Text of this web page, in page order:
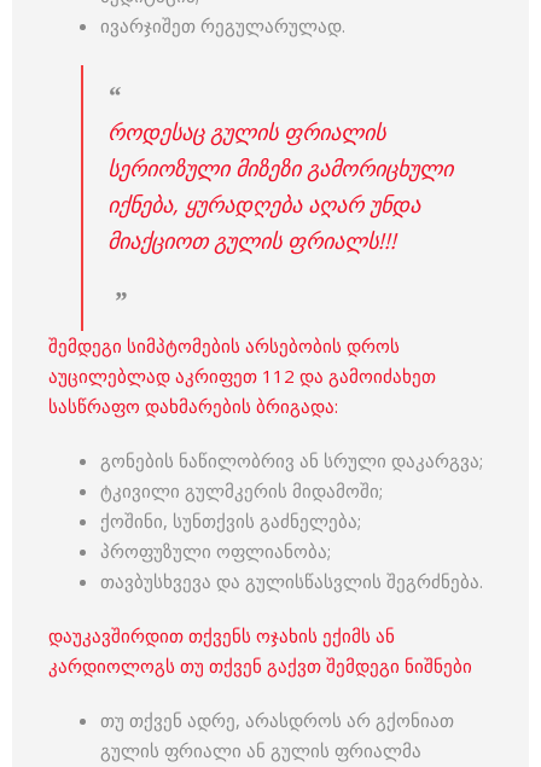
ივარჯიშეთ რეგულარულად.
როდესაც გულის ფრიალის
სერიოზული მიზეზი გამორიცხული
იქნება, ყურადღება აღარ უნდა
მიაქციოთ გულის ფრიალს!!!
შემდეგი სიმპტომების არსებობის დროს
აუცილებლად აკრიფეთ 112 და გამოიძახეთ
სასწრაფო დახმარების ბრიგადა:
გონების ნაწილობრივ ან სრული დაკარგვა;
ტკივილი გულმკერის მიდამოში;
ქოშინი, სუნთქვის გაძნელება;
პროფუზული ოფლიანობა;
თავბუსხვევა და გულისწასვლის შეგრძნება.
დაუკავშირდით თქვენს ოჯახის ექიმს ან
კარდიოლოგს თუ თქვენ გაქვთ შემდეგი ნიშნები
თუ თქვენ ადრე, არასდროს არ გქონიათ
გულის ფრიალი ან გულის ფრიალმა